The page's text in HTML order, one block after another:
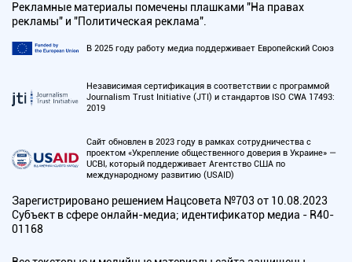
Рекламные материалы помечены плашками "На правах
рекламы" и "Политическая реклама".
В 2025 году работу медиа поддерживает Европейский Союз
Независимая сертификация в соответствии с программой
Journalism Trust Initiative (JTI) и стандартов ISO CWA 17493:
2019
Сайт обновлен в 2023 году в рамках сотрудничества с
проектом «Укрепление общественного доверия в Украине» —
UCBI, который поддерживает Агентство США по
международному развитию (USAID)
Зарегистрировано решением Нацсовета №703 от 10.08.2023
Субъект в сфере онлайн-медиа; идентификатор медиа - R40-
01168